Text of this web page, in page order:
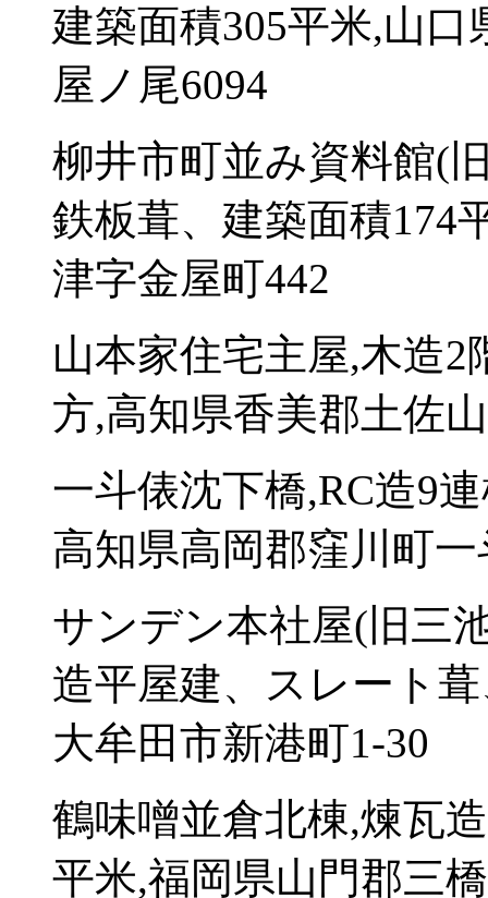
建築面積305平米,山
屋ノ尾6094
柳井市町並み資料館(
鉄板葺、建築面積174
津字金屋町442
山本家住宅主屋,木造2
方,高知県香美郡土佐
一斗俵沈下橋,RC造9
高知県高岡郡窪川町一
サンデン本社屋(旧三
造平屋建、スレート
大牟田市新港町1-30
鶴味噌並倉北棟,煉瓦
平米,福岡県山門郡三